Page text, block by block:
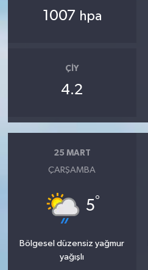
1007 hpa
ÇIY
4.2
25 MART
ÇARŞAMBA
5°
Bölgesel düzensiz yağmur
yağışlı